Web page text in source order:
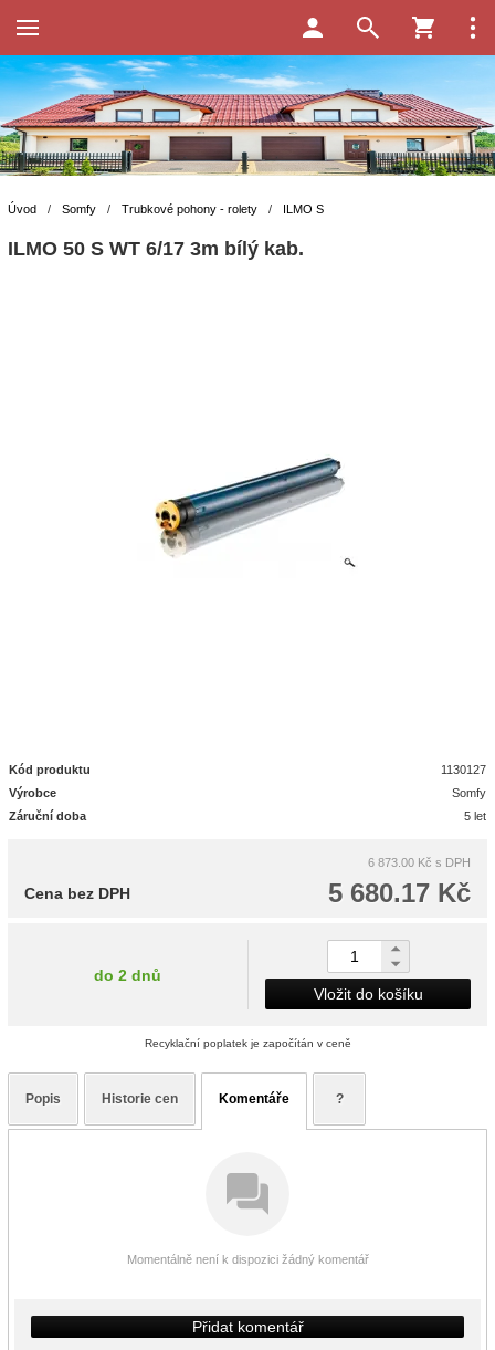
Úvod / Somfy / Trubkové pohony - rolety / ILMO S
ILMO 50 S WT 6/17 3m bílý kab.
Kód produktu
1130127
Výrobce
Somfy
Záruční doba
5 let
6 873.00 Kč s DPH
5 680.17 Kč
Cena bez DPH
do 2 dnů
Vložit do košíku
Recyklační poplatek je započítán v ceně
Popis Historie cen Komentáře ?
Momentálně není k dispozici žádný komentář
Přidat komentář